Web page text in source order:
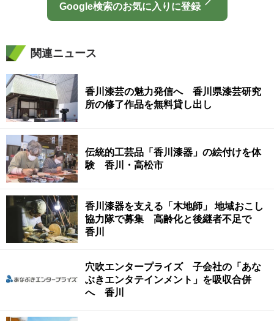
Google検索のお気に入りに登録
関連ニュース
香川漆芸の魅力発信へ 香川県漆芸研究
所の修了作品を無料貸し出し
伝統的工芸品「香川漆器」の絵付けを体
験 香川・高松市
香川漆器を支える「木地師」 地域おこし
協力隊で募集 高齢化と後継者不足で
香川
穴吹エンタープライズ 子会社の「あな
ぶきエンタテインメント」を吸収合併
へ 香川